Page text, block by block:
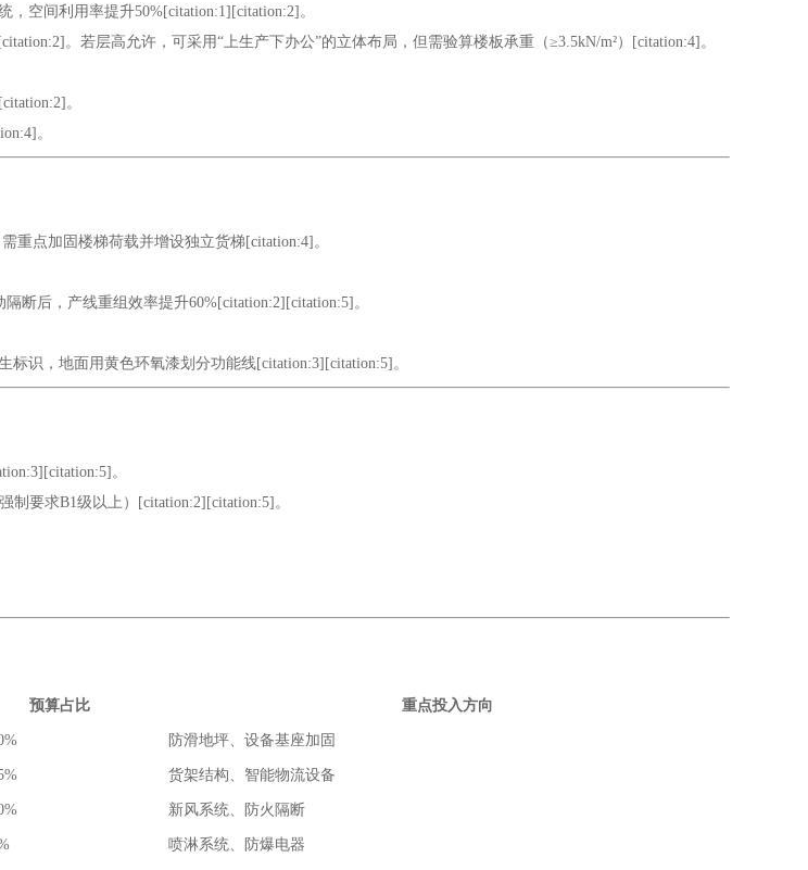
空间利用率提升50%[citation:1][citation:2]。
。若层高允许，可采用“上生产下办公”的立体布局，但需验算楼板承重（≥3.5kN/m²）[citation:4]。
。
。
重点加固楼梯荷载并增设独立货梯[citation:4]。
断后，产线重组效率提升60%[citation:2][citation:5]。
识，地面用黄色环氧漆划分功能线[citation:3][citation:5]。
。
要求B1级以上）[citation:2][citation:5]。
预算占比 重点投入方向
防滑地坪、设备基座加固
货架结构、智能物流设备
新风系统、防火隔断
喷淋系统、防爆电器